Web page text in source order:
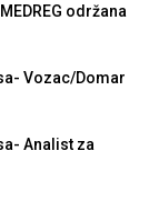
održana
Vozac/Domar
Analist za